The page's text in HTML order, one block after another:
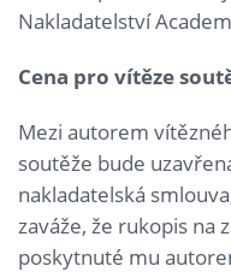
Nakladatelství
Cena pro vítěze
Mezi autorem
soutěže bude
nakladatelská
zaváže, že rukopis na
poskytnuté mu